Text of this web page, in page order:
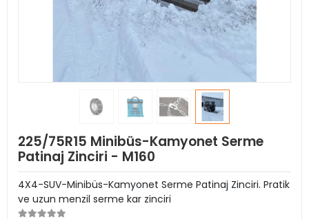
225/75R15 Minibüs-Kamyonet Serme
Patinaj Zinciri - M160
4X4-SUV-Minibüs-Kamyonet Serme Patinaj Zinciri. Pratik
ve uzun menzil serme kar zinciri